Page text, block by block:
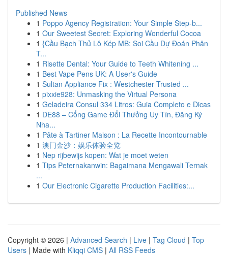
Published News
1 Poppo Agency Registration: Your Simple Step-b...
1 Our Sweetest Secret: Exploring Wonderful Cocoa
1 {Cầu Bạch Thủ Lô Kép MB: Soi Cầu Dự Đoán Phân
T...
1 Risette Dental: Your Guide to Teeth Whitening ...
1 Best Vape Pens UK: A User's Guide
1 Sultan Appliance Fix : Westchester Trusted ...
1 pixxie928: Unmasking the Virtual Persona
1 Geladeira Consul 334 Litros: Guia Completo e Dicas
1 DE88 – Cổng Game Đổi Thưởng Uy Tín, Đăng Ký
Nha...
1 Pâte à Tartiner Maison : La Recette Incontournable
1 澳门金沙：娱乐体验全览
1 Nep rijbewijs kopen: Wat je moet weten
1 Tips Peternakanwin: Bagaimana Mengawali Ternak
...
1 Our Electronic Cigarette Production Facilities:...
Copyright © 2026 | Advanced Search | Live | Tag Cloud | Top
Users | Made with Kliqqi CMS | All RSS Feeds